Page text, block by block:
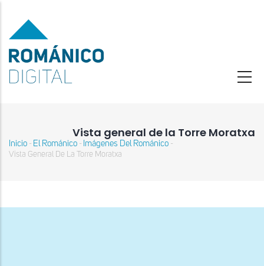
contenido
principal
Vista general de la Torre Moratxa
Sobrescribir
ayuda
Inicio - El Románico - Imágenes Del Románico -
Vista General De La Torre Moratxa